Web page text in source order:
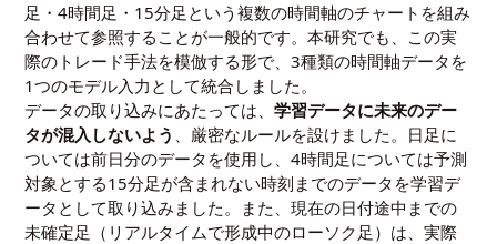
足・4時間足・15分足という複数の時間軸のチャートを組み
合わせて参照することが一般的です。本研究でも、この実
際のトレード手法を模倣する形で、3種類の時間軸データを
1つのモデル入力として統合しました。
データの取り込みにあたっては、学習データに未来のデー
タが混入しないよう 、厳密なルールを設けました。日足に
ついては前日分のデータを使用し、4時間足については予測
対象とする15分足が含まれない時刻までのデータを学習デ
ータとして取り込みました。また、現在の日付途中までの
未確定足（リアルタイムで形成中のローソク足）は、実際